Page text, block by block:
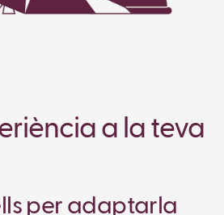
a la teva
per adaptarla